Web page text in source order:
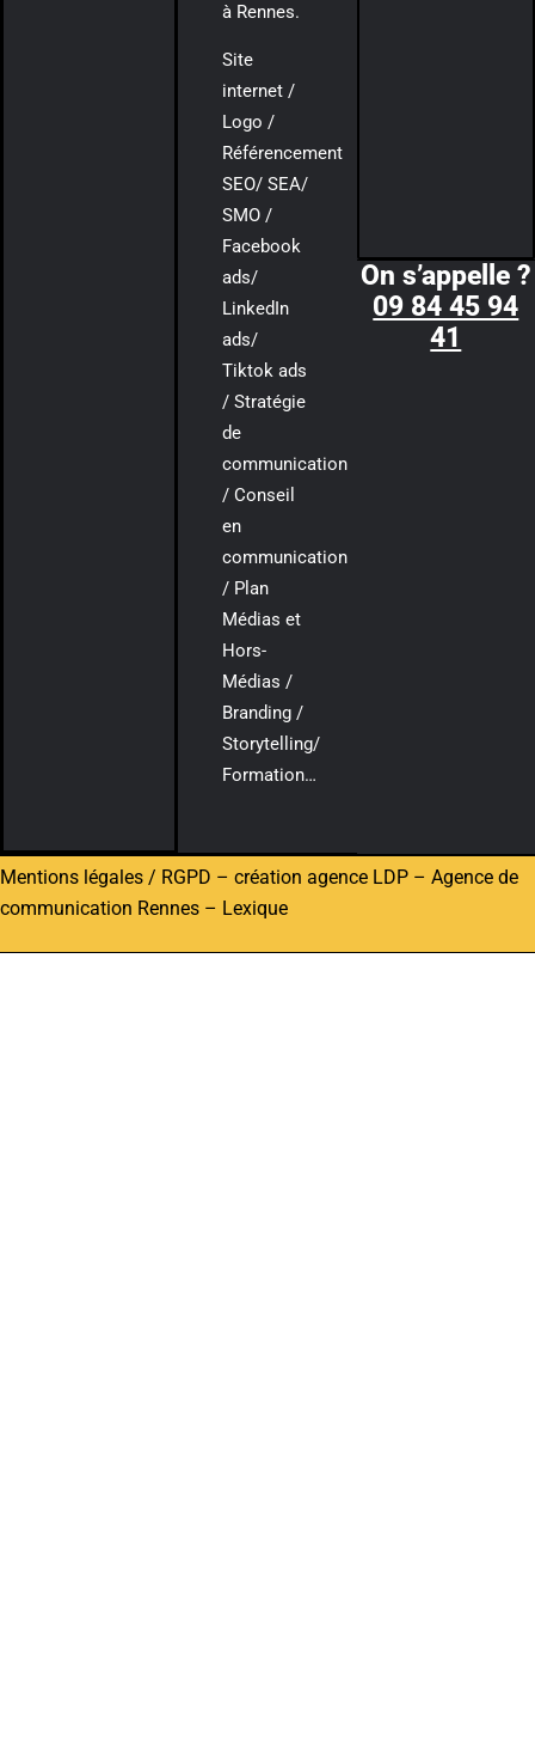
à Rennes.
Site
internet /
Logo /
Référencement
SEO/ SEA/
SMO /
Facebook
ads/
LinkedIn
ads/
Tiktok ads
/ Stratégie
de
communication
/ Conseil
en
communication
/ Plan
Médias et
Hors-
Médias /
Branding /
Storytelling/
Formation…
On s’appelle ?
09 84 45 94
41
Mentions légales / RGPD – création agence LDP – Agence de
communication Rennes – Lexique